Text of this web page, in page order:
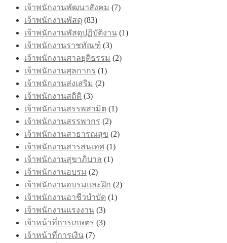
เจ้าพนักงานพัฒนาสังคม (7)
เจ้าพนักงานพัสดุ (83)
เจ้าพนักงานพัสดุปฏิบัติงาน (1)
เจ้าพนักงานราชทัณฑ์ (3)
เจ้าพนักงานศาลยุติธรรม (2)
เจ้าพนักงานศุลกากร (1)
เจ้าพนักงานส่งเสริม (2)
เจ้าพนักงานสถิติ (3)
เจ้าพนักงานสรรพสามิต (1)
เจ้าพนักงานสรรพากร (2)
เจ้าพนักงานสาธารณสุข (2)
เจ้าพนักงานสารสนเทศ (1)
เจ้าพนักงานสุขาภิบาล (1)
เจ้าพนักงานอบรม (2)
เจ้าพนักงานอบรมและฝึก (2)
เจ้าพนักงานอาชีวบำบัด (1)
เจ้าพนักงานแรงงาน (3)
เจ้าหน้าที่การเกษตร (3)
เจ้าหน้าที่การเงิน (7)